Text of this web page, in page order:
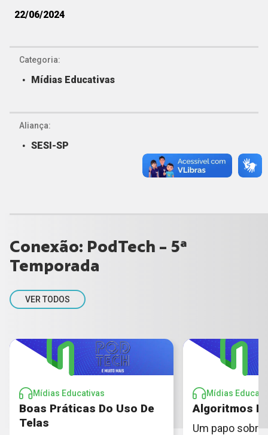
22/06/2024
Categoria:
Mídias Educativas
Aliança:
SESI-SP
Conexão: PodTech - 5ª
Temporada
VER TODOS
Mídias Educativas
Boas Práticas Do Uso De
Telas
Mídias
Algoritmos
Um papo